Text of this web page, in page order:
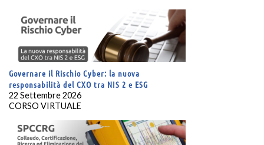
Governare il Rischio Cyber: la nuova
responsabilità del CXO tra NIS 2 e ESG
22 Settembre 2026
CORSO VIRTUALE